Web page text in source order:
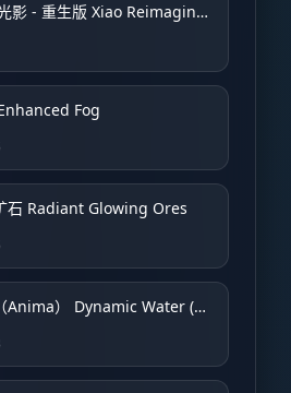
Xiao 重制光影 - 重生版 Xiao Reimagined Shader - Reborn
Fog
石 Radiant Glowing Ores
动态水体（Anima） Dynamic Water (Anima)